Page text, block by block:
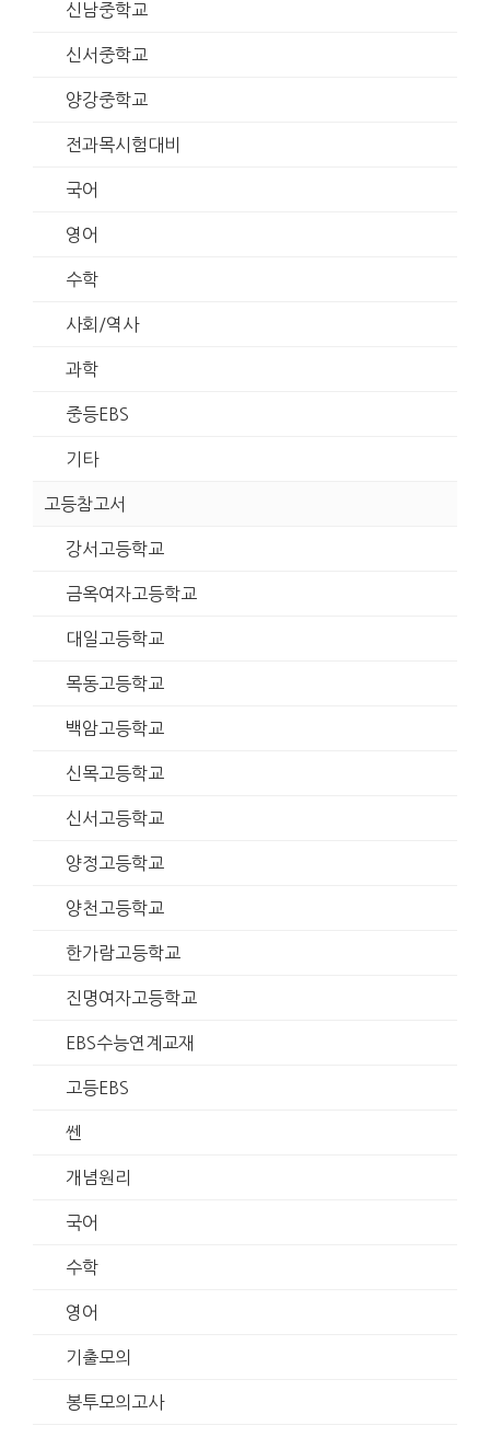
신남중학교
신서중학교
양강중학교
전과목시험대비
국어
영어
수학
사회/역사
과학
중등EBS
기타
고등참고서
강서고등학교
금옥여자고등학교
대일고등학교
목동고등학교
백암고등학교
신목고등학교
신서고등학교
양정고등학교
양천고등학교
한가람고등학교
진명여자고등학교
EBS수능연계교재
고등EBS
쎈
개념원리
국어
수학
영어
기출모의
봉투모의고사